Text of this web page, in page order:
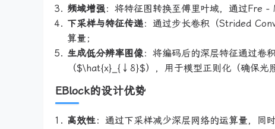
频域增强：将特征图转换至傅里叶域，通过Fre -
下采样与特征传递：通过步长卷积（Strided
算量；
生成低分辨率图像：将编码后的深层特征通过卷
（$\hat{x}_{↓8}$），用于模型正则化（确保光
EBlock的设计优势
高效性：通过下采样减少深层网络的运算量，同